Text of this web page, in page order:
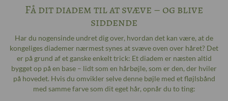
Få dit diadem til at svæve – og blive
siddende
Har du nogensinde undret dig over, hvordan det kan være, at de
kongeliges diademer nærmest synes at svæve oven over håret? Det
er på grund af et ganske enkelt trick: Et diadem er næsten altid
bygget op på en base – lidt som en hårbøjle, som er den, der hviler
på hovedet. Hvis du omvikler selve denne bøjle med et fløjlsbånd
med samme farve som dit eget hår, opnår du to ting: